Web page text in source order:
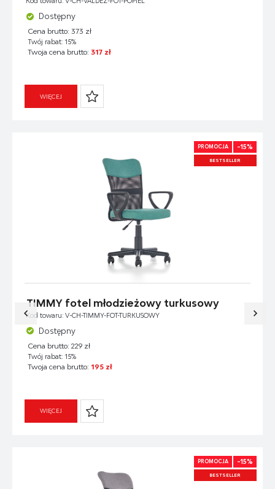
Dostępny
Cena brutto: 373 zł
Twój rabat: 15%
Twoja cena brutto: 317 zł
WIĘCEJ
PROMOCJA -15%
BESTSELLER
TIMMY fotel młodzieżowy turkusowy
Kod towaru: V-CH-TIMMY-FOT-TURKUSOWY
Dostępny
Cena brutto: 229 zł
Twój rabat: 15%
Twoja cena brutto: 195 zł
WIĘCEJ
PROMOCJA -15%
BESTSELLER